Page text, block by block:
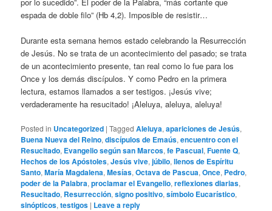
espada de doble filo” (Hb 4,2). Imposible de resistir…
Durante esta semana hemos estado celebrando la Resurrección
de Jesús. No se trata de un acontecimiento del pasado; se trata
de un acontecimiento presente, tan real como lo fue para los
Once y los demás discípulos. Y como Pedro en la primera
lectura, estamos llamados a ser testigos. ¡Jesús vive;
verdaderamente ha resucitado! ¡Aleluya, aleluya, aleluya!
Posted in Uncategorized |Tagged Aleluya,apariciones de Jesús,
Buena Nueva del Reino,discípulos de Emaús,encuentro con el
Resucitado, Evangelio según san Marcos,fe Pascual,Fuente Q,
Hechos de los Apóstoles,Jesús vive,júbilo,llenos de Espíritu
Santo,María Magdalena,Mesías,Octava de Pascua,Once, Pedro,
poder de la Palabra,proclamar el Evangelio,reflexiones diarias,
Resucitado, Resurrección,signo positivo,símbolo Eucarístico,
sinópticos,testigos | Leave a reply